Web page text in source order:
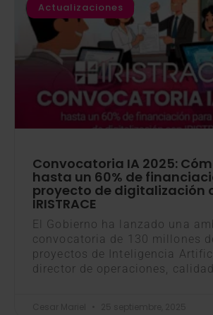
Actualizaciones
Convocatoria IA 2025:
hasta un 60% de
proyecto de digitalización
IRISTRACE
El Gobierno ha lanzado una
convocatoria de 130 millones
proyectos de Inteligencia
director de operaciones,